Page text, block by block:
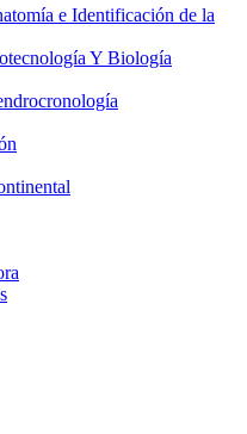
e Identificación de la
Y Biología